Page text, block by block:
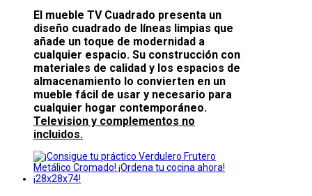
El mueble TV Cuadrado presenta un
diseño cuadrado de líneas limpias que
añade un toque de modernidad a
cualquier espacio. Su construcción con
materiales de calidad y los espacios de
almacenamiento lo convierten en un
mueble fácil de usar y necesario para
cualquier hogar contemporáneo.
Television y complementos no
incluidos.